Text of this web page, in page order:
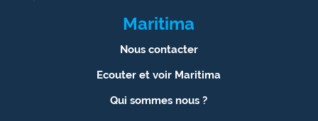
Maritima
Nous contacter
Ecouter et voir Maritima
Qui sommes nous ?